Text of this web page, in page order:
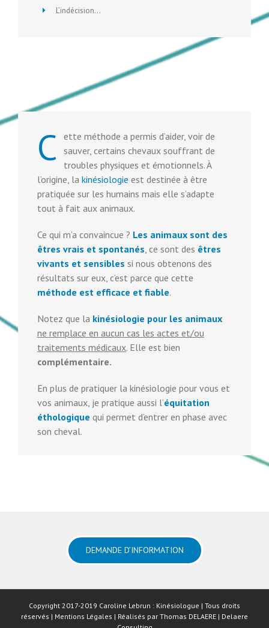
L’indécision…
C ette méthode a permis d’aider, voir de
sauver, certains chevaux souffrant de
troubles physiques et émotionnels. À
l’origine, la kinésiologie est destinée à être
pratiquée sur les humains mais elle s’adapte
tout à fait aux animaux.
Ce qui m’a convaincue ? Les animaux sont des
êtres vrais et spontanés, ce sont des êtres
vivants et sensibles si nous obtenons des
résultats sur eux, c’est parce que cette
méthode est efficace et fiable.
Notez que la kinésiologie pour les animaux
ne remplace en aucun cas les actes et/ou
traitements médicaux. Elle est bien
complémentaire.
En plus de pratiquer la kinésiologie pour vous et
vos animaux, je pratique aussi l’équitation
éthologique qui permet d’entrer en phase avec
son cheval.
DEMANDE D’INFORMATION
Copyright 2017-2019 Caroline Lebrun : Kinésiologue | Tous droits
réservés | Mentions Légales | Réalisés par Thomas DELAERE | Delaere